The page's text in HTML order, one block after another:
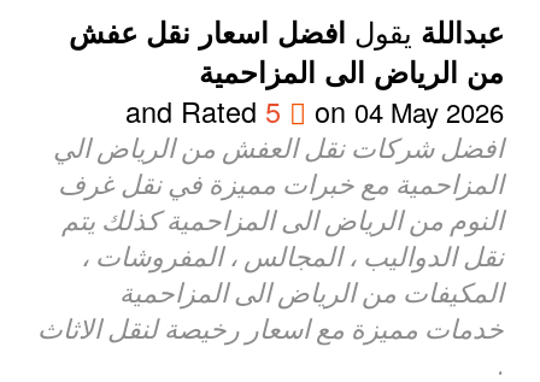
عبداللةيقولافضل اسعار نقل عفش
من الرياض الى المزاحمية
and Rated 5 on04 May 2026
افضل شركات نقل العفش من الرياض الي
المزاحمية مع خبرات مميزة في نقل غرف
النوم من الرياض الى المزاحمية كذلك يتم
نقل الدواليب ، المجالس ، المفروشات ،
المكيفات من الرياض الى المزاحمية
خدمات مميزة مع اسعار رخيصة لنقل الاثاث